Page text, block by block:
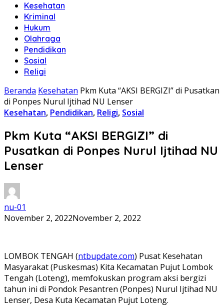
Kesehatan
Kriminal
Hukum
Olahraga
Pendidikan
Sosial
Religi
Beranda Kesehatan Pkm Kuta “AKSI BERGIZI” di Pusatkan
di Ponpes Nurul Ijtihad NU Lenser
Kesehatan, Pendidikan, Religi, Sosial
Pkm Kuta “AKSI BERGIZI” di
Pusatkan di Ponpes Nurul Ijtihad NU
Lenser
nu-01
November 2, 2022November 2, 2022
LOMBOK TENGAH (ntbupdate.com) Pusat Kesehatan
Masyarakat (Puskesmas) Kita Kecamatan Pujut Lombok
Tengah (Loteng), memfokuskan program aksi bergizi
tahun ini di Pondok Pesantren (Ponpes) Nurul Ijtihad NU
Lenser, Desa Kuta Kecamatan Pujut Loteng.